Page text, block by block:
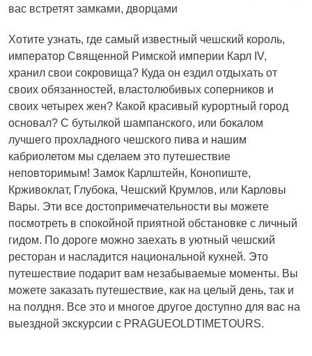
вас встретят замками, дворцами
Хотите узнать, где самый известный чешский король,
император Священной Римской империи Карл IV,
хранил свои сокровища? Куда он ездил отдыхать от
своих обязанностей, властолюбивых соперников и
своих четырех жен? Какой красивый курортный город
основал? С бутылкой шампанского, или бокалом
лучшего прохладного чешского пива и нашим
кабриолетом мы сделаем это путешествие
неповторимым! Замок Карлштейн, Конопиште,
Крживоклат, Глубока, Чешский Крумлов, или Карловы
Вары. Эти все достопримечательности вы можете
посмотреть в спокойной приятной обстановке с личный
гидом. По дороге можно заехать в уютный чешский
ресторан и насладится национальной кухней. Это
путешествие подарит вам незабываемые моменты. Вы
можете заказать путешествие, как на целый день, так и
на полдня. Все это и многое другое доступно для вас на
выездной экскурсии с PRAGUEOLDTIMETOURS.